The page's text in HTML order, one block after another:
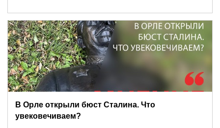
В Орле открыли бюст Сталина. Что
увековечиваем?